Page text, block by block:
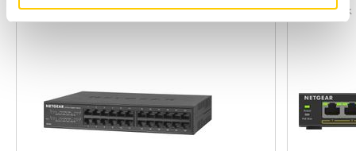
Vergelijk Vergelijk